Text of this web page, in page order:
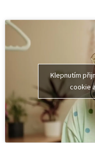
Klepnutím
cookie